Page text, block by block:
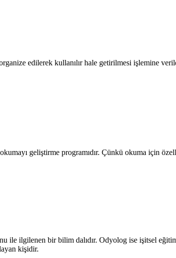
edilerek kullanılır hale getirilmesi işlemine
geliştirme programıdır. Çünkü okuma için
ile ilgilenen bir bilim dalıdır. Odyolog ise işitsel
kişidir.